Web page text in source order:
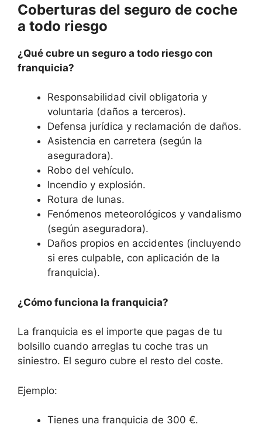
Coberturas del seguro de coche
a todo riesgo
¿Qué cubre un seguro a todo riesgo con
franquicia?
Responsabilidad civil obligatoria y
voluntaria (daños a terceros).
Defensa jurídica y reclamación de daños.
Asistencia en carretera (según la
aseguradora).
Robo del vehículo.
Incendio y explosión.
Rotura de lunas.
Fenómenos meteorológicos y vandalismo
(según aseguradora).
Daños propios en accidentes (incluyendo
si eres culpable, con aplicación de la
franquicia).
¿Cómo funciona la franquicia?
La franquicia es el importe que pagas de tu
bolsillo cuando arreglas tu coche tras un
siniestro. El seguro cubre el resto del coste.
Ejemplo:
Tienes una franquicia de 300 €.